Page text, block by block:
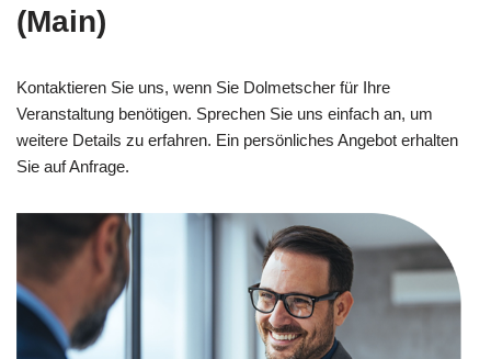
(Main)
Kontaktieren Sie uns, wenn Sie Dolmetscher für Ihre
Veranstaltung benötigen. Sprechen Sie uns einfach an, um
weitere Details zu erfahren. Ein persönliches Angebot erhalten
Sie auf Anfrage.